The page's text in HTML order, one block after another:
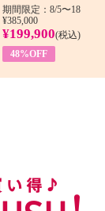
期間限定：8/5〜18
¥385,000
¥199,900(税込)
48%OFF